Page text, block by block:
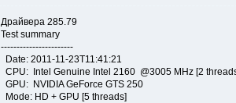
Драйвера 285.79
Test summary
-----------------------
Date: 2011-11-23T11:41:21
CPU: Intel Genuine Intel 2160 @3005 MHz [2
GPU: NVIDIA GeForce GTS 250
Mode: HD + GPU [5 threads]